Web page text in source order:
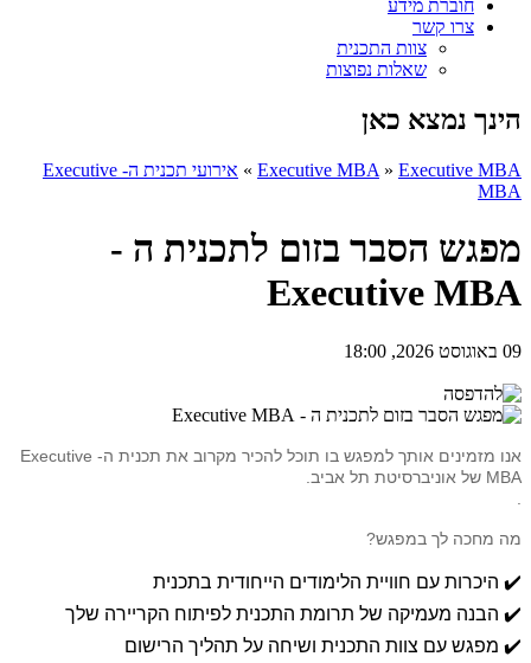
חוברת מידע
צרו קשר
צוות התכנית
שאלות נפוצות
הינך נמצא כאן
Executive MBA » Executive MBA
»
אירועי תכנית ה- Executive
MBA
מפגש הסבר בזום לתכנית ה -
Executive MBA
09 באוגוסט 2026, 18:00
אנו מזמינים אותך למפגש בו תוכל להכיר מקרוב את תכנית ה- Executive
MBA של אוניברסיטת תל אביב.
מה מחכה לך במפגש?
✔️ היכרות עם חוויית הלימודים הייחודית בתכנית
✔️ הבנה מעמיקה של תרומת התכנית לפיתוח הקריירה שלך
✔️ מפגש עם צוות התכנית ושיחה על תהליך הרישום